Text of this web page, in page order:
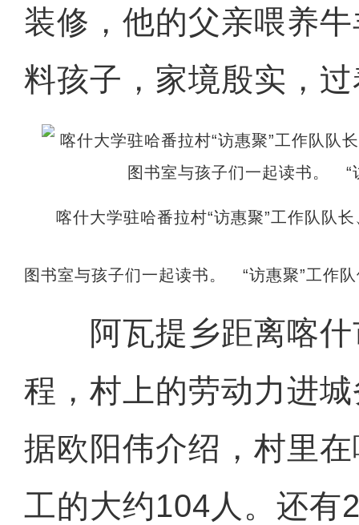
装修，他的父亲喂养
料孩子，家境殷实，
喀什大学驻哈番拉村“访惠聚”工作队队
图书室与孩子们一起读书。 “访惠聚”工作
阿瓦提乡距离喀什
程，村上的劳动力进
据欧阳伟介绍，村里
工的大约104人。还有